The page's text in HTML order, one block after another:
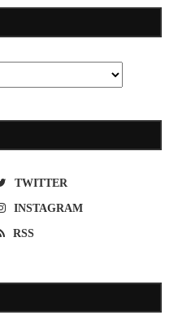
TWITTER
INSTAGRAM
RSS